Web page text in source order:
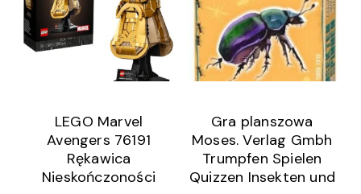
LEGO Marvel
Avengers 76191
Rękawica
Nieskończoności
Gra planszowa
Moses. Verlag Gmbh
Trumpfen Spielen
Quizzen Insekten und